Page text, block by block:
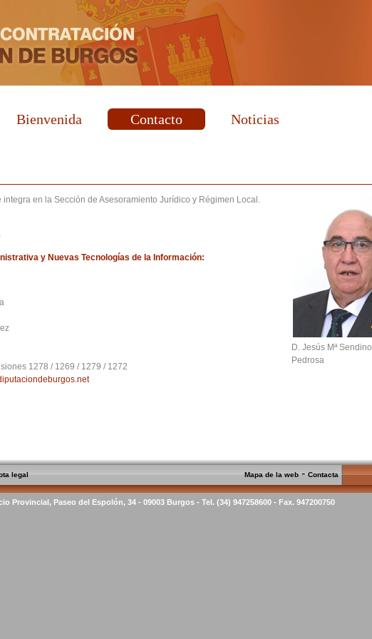
Bienvenida Contacto Noticias
integra en la Sección de Asesoramiento Jurídico y Régimen Local.
y Nuevas Tecnologías de la Información:
1278 / 1269 / 1279 / 1272
D. Jesús Mª Sendino
Pedrosa
legal Mapa de la web -Contacta
Provincial, Paseo del Espolón, 34 - 09003 Burgos - Tel. (34) 947258600 - Fax. 947200750